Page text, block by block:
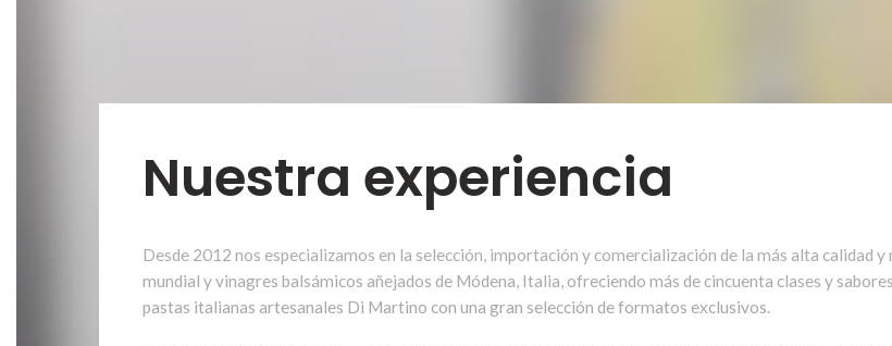
Nuestra experiencia
Desde 2012 nos especializamos en la selección, importación y comercialización de la más alta calidad
mundial y vinagres balsámicos añejados de Módena, Italia, ofreciendo más de cincuenta clases y
pastas italianas artesanales Di Martino con una gran selección de formatos exclusivos.